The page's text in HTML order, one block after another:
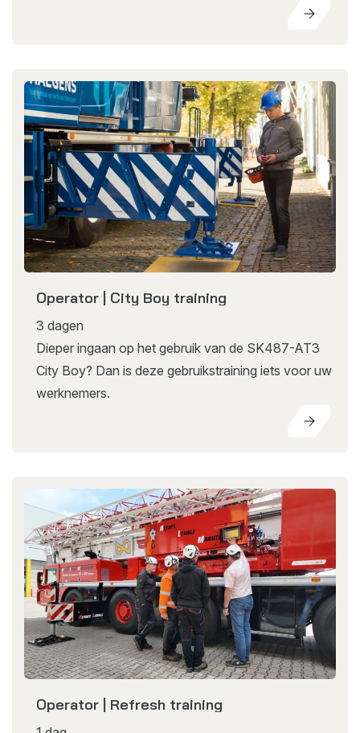
Operator | City Boy training
3 dagen
Dieper ingaan op het gebruik van de SK487-AT3
City Boy? Dan is deze gebruikstraining iets voor uw
werknemers.
Operator | Refresh training